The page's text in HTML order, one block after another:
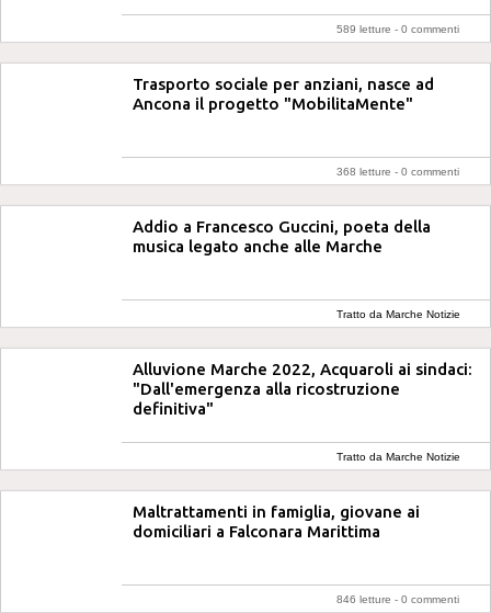
589 letture - 0 commenti
Trasporto sociale per anziani, nasce ad
Ancona il progetto "MobilitaMente"
368 letture - 0 commenti
Addio a Francesco Guccini, poeta della
musica legato anche alle Marche
Tratto da Marche Notizie
Alluvione Marche 2022, Acquaroli ai sindaci:
"Dall'emergenza alla ricostruzione
definitiva"
Tratto da Marche Notizie
Maltrattamenti in famiglia, giovane ai
domiciliari a Falconara Marittima
846 letture - 0 commenti